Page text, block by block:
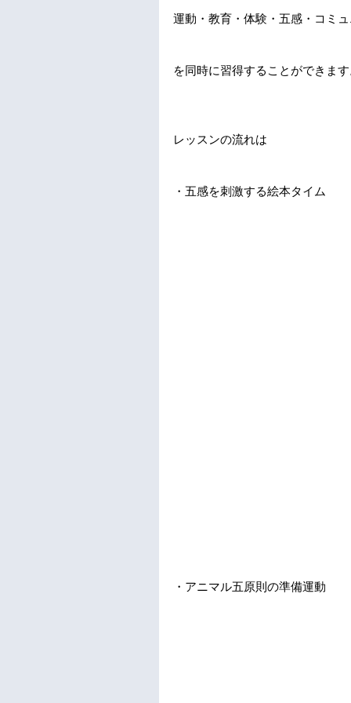
運動・教育・体験・五感・コミ
を同時に習得することができます
レッスンの流れは
・五感を刺激する絵本タイム
・アニマル五原則の準備運動